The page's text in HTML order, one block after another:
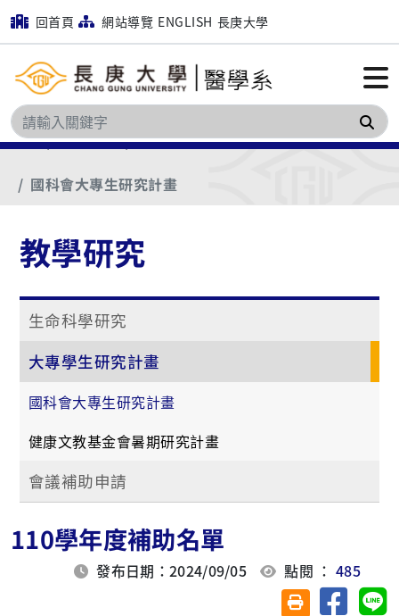
回首頁 網站導覽 ENGLISH 長庚大學
搜
首頁
教學研究
大專學生研究計畫
國科會大專生研究計畫
教學研究
生命科學研究
大專學生研究計畫
國科會大專生研究計畫
健康文教基金會暑期研究計畫
會議補助申請
110學年度補助名單
發布日期：2024/09/05 點閱 ：485
友善列印(另開視
分享至